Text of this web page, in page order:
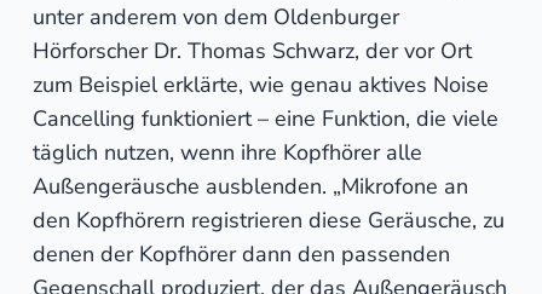
unter anderem von dem Oldenburger
Hörforscher Dr. Thomas Schwarz, der vor Ort
zum Beispiel erklärte, wie genau aktives Noise
Cancelling funktioniert – eine Funktion, die viele
täglich nutzen, wenn ihre Kopfhörer alle
Außengeräusche ausblenden. „Mikrofone an
den Kopfhörern registrieren diese Geräusche, zu
denen der Kopfhörer dann den passenden